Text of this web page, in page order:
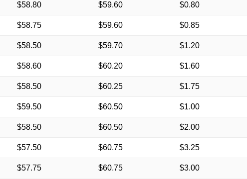
$58.80 $59.60 $0.80
$58.75 $59.60 $0.85
$58.50 $59.70 $1.20
$58.60 $60.20 $1.60
$58.50 $60.25 $1.75
$59.50 $60.50 $1.00
$58.50 $60.50 $2.00
$57.50 $60.75 $3.25
$57.75 $60.75 $3.00